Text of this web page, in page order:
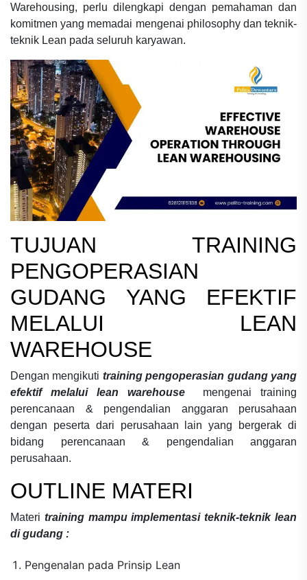
Warehousing, perlu dilengkapi dengan pemahaman dan
komitmen yang memadai mengenai philosophy dan teknik-
teknik Lean pada seluruh karyawan.
TUJUAN TRAINING
PENGOPERASIAN
GUDANG YANG EFEKTIF
MELALUI LEAN
WAREHOUSE
Dengan mengikuti training pengoperasian gudang yang
efektif melalui lean warehouse
mengenai training
perencanaan & pengendalian anggaran perusahaan
dengan peserta dari perusahaan lain yang bergerak di
bidang perencanaan & pengendalian anggaran
perusahaan.
OUTLINE MATERI
Materi training mampu implementasi teknik-teknik lean
di gudang :
Pengenalan pada Prinsip Lean